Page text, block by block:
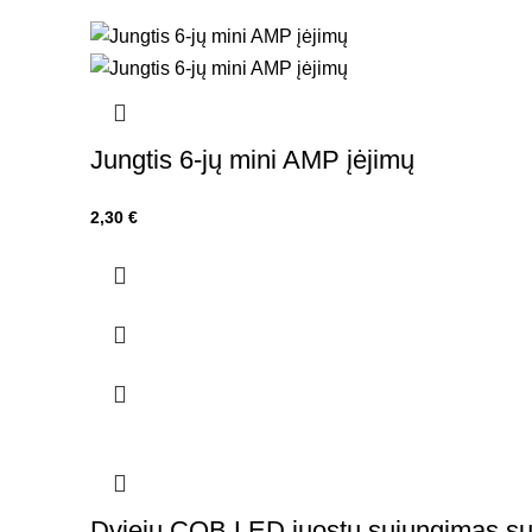
Jungtis 6-jų mini AMP įėjimų
2,30 €